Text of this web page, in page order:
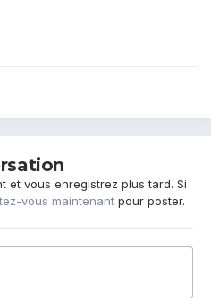
et vous enregistrez plus tard. Si
vous maintenant pour poster.